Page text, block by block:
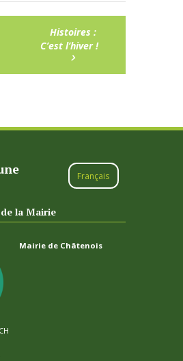
Histoires :
C’est l’hiver !
Français
la Mairie
Mairie de Châtenois